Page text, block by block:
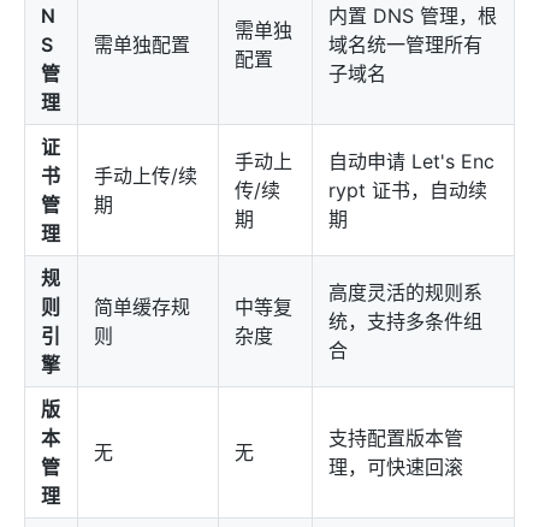
N
S
管
理
需单独配置
需单独
配置
内置 DNS 管理，根
域名统一管理所有
子域名
证
书
管
理
手动上传/续
期
手动上
传/续
期
自动申请 Let's Enc
rypt 证书，自动续
期
规
则
引
擎
简单缓存规
则
中等复
杂度
高度灵活的规则系
统，支持多条件组
合
版
本
管
理
无 无
支持配置版本管
理，可快速回滚